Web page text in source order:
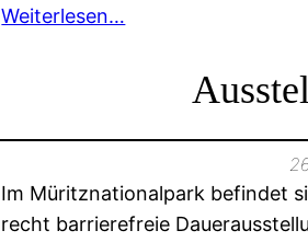
Weiterlesen…
Im Müritznationalpark befindet
recht barrierefreie